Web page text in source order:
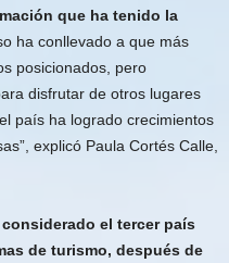
que ha tenido la
ha conllevado a que más
posicionados, pero
disfrutar de otros lugares
país ha logrado crecimientos
explicó Paula Cortés Calle,
el tercer país
de turismo, después de